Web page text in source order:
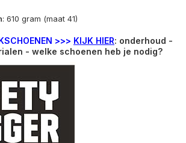
: 610 gram (maat 41)
>>> KIJK HIER: onderhoud -
- welke schoenen heb je nodig?